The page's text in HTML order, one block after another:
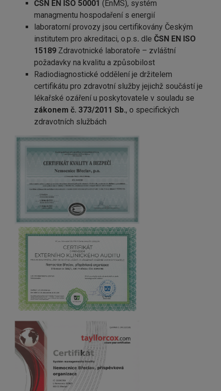
ČSN EN ISO 50001 (EnMS), systém
managmentu hospodaření s energií
laboratorní provozy jsou certifikovány Českým
institutem pro akreditaci, o.p.s. dle ČSN EN ISO
15189 Zdravotnické laboratoře – zvláštní
požadavky na kvalitu a způsobilost
Radiodiagnostické oddělení je držitelem
certifikátu pro zdravotní služby jejichž součástí je
lékařské ozáření u poskytovatele v souladu se
zákonem č. 373/2011 Sb., o specifických
zdravotních službách